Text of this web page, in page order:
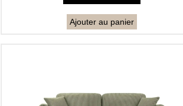
Ajouter au panier